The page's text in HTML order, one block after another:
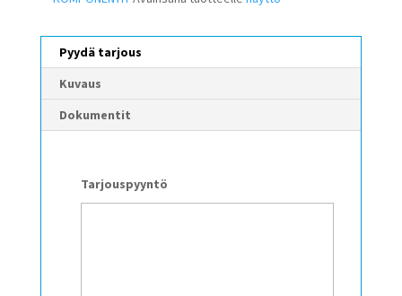
Pyydä tarjous
Kuvaus
Dokumentit
Tarjouspyyntö